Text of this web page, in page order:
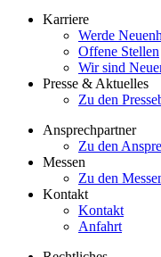
Karriere
Werde
Offene Stellen
Wir sind
Presse & Aktuelles
Zu den
Ansprechpartner
Zu den
Messen
Zu den
Kontakt
Kontakt
Anfahrt